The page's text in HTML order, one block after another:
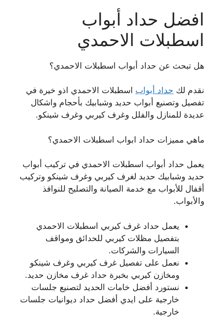
افضل حداد أبواب
اسطبلات الاحمدي
هل تبحث عن حداد أبواب اسطبلات الاحمدي؟
نقدم لك حداد أبواب اسطبلات الاحمدي اذو خيرة في
تفصيل وتصنيع أبواب حديد وشبابيك بأحجام واشكال
عديدة للمنازل والفلل وغرف كيربي وغرف شينكو.
ماهي مميزات حداد ابواب اسطبلات الاحمدي؟
يعمل حداد أبواب اسطبلات الاحمدي في تركيب أبواب
حديد وشبابيك حديد لغرف كيربي وغرف شينكو وتركيب
أقفال للأبواب مع خدمة الصيانة والتصليح للنوافذ
والأبواب.
يعمل حداد غرف كيربي اسطبلات الاحمدي
بتفصيل مظلات كيربي للحدائق ومواقف
السيارات والشركات.
نعمل على تفصيل غرف كيربي وغرف شينكو
ومخازن كيربي بخبرة حداد غرف مخازن حديد.
نستورد أفضل خامات الحديد لتصنيع جلسات
خارجية على ايدي أفضل حداد ديوانيات جلسات
خارجية.